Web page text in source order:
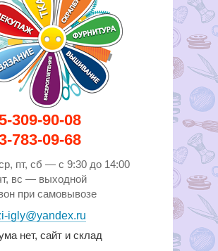
309-90-08
783-09-68
пт, cб — с 9:30 до 14:00
вс — выходной
при самовывозе
igly@yandex.ru
нет, сайт и склад
иглы. Товары для
и рукоделья